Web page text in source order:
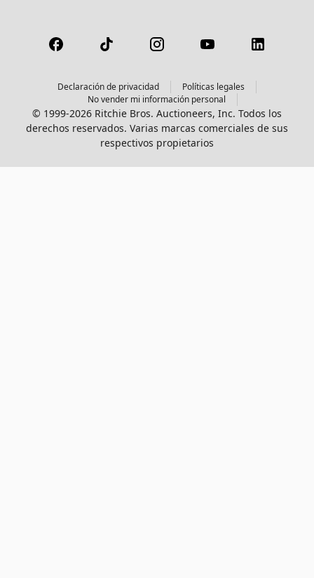
Declaración de privacidad
Políticas legales
No vender mi información personal
© 1999-2026 Ritchie Bros. Auctioneers, Inc. Todos los
derechos reservados. Varias marcas comerciales de sus
respectivos propietarios